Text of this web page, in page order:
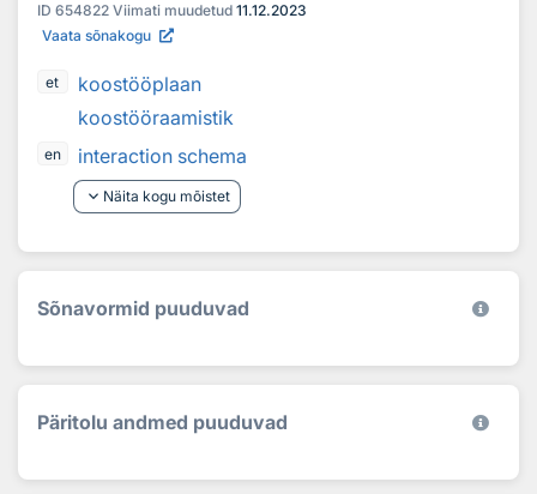
ID 654822 Viimati muudetud 11.12.2023
Vaata sõnakogu
et
koostööplaan
koostööraamistik
en
interaction schema
keyboard_arrow_down Näita kogu mõistet
Sõnavormid puuduvad
Päritolu andmed puuduvad